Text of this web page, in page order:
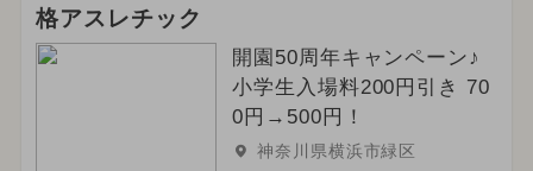
格アスレチック
開園50周年キャンペーン♪
小学生入場料200円引き 70
0円→500円！
神奈川県横浜市緑区